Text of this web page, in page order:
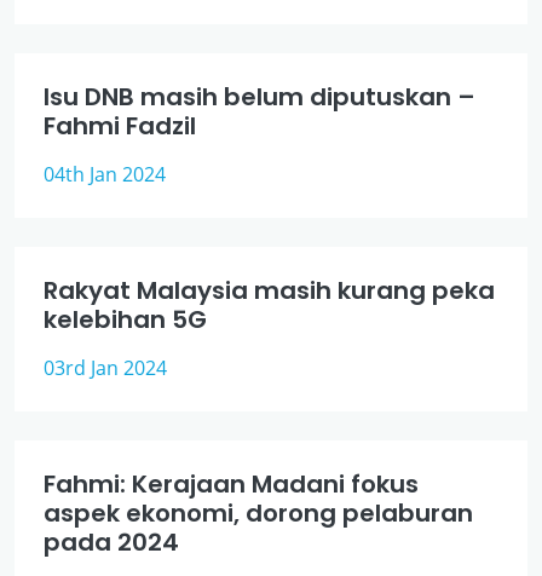
Isu DNB masih belum diputuskan –
Fahmi Fadzil
04th Jan 2024
Rakyat Malaysia masih kurang peka
kelebihan 5G
03rd Jan 2024
Fahmi: Kerajaan Madani fokus
aspek ekonomi, dorong pelaburan
pada 2024